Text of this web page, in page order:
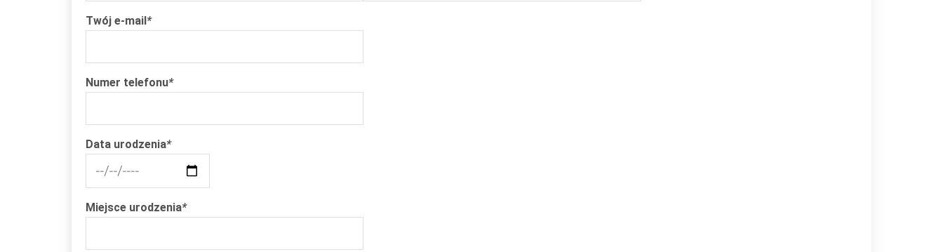
Twój e-mail*
Numer telefonu*
Data urodzenia*
Miejsce urodzenia*